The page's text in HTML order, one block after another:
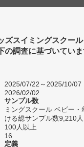
ズスイミングスクー
の調査に基づいていま
2025/07/22～2025/10/07
2026/02/02
サンプル数
ミングスクール ベビー
ける総サンプル数9,210人
100人以上
16
定義